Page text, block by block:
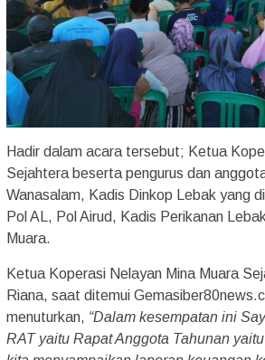
Hadir dalam acara tersebut; Ketua
Sejahtera beserta pengurus dan
Wanasalam, Kadis Dinkop Lebak yang
Pol AL, Pol Airud, Kadis Perikanan
Muara.
Ketua Koperasi Nelayan Mina Muara
Riana, saat ditemui
menuturkan, “Dalam kesempatan ini
RAT yaitu Rapat Anggota Tahunan